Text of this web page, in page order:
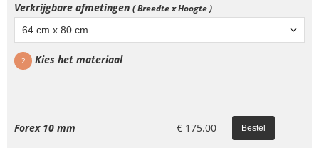
Verkrijgbare afmetingen ( Breedte x Hoogte )
64 cm x 80 cm
2 Kies het materiaal
Forex 10 mm € 175.00